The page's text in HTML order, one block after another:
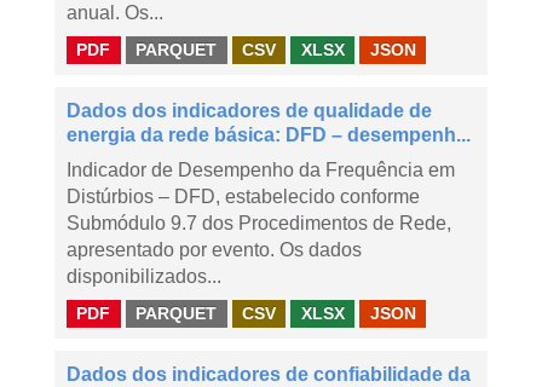
anual. Os...
PDF PARQUET CSV XLSX JSON
Dados dos indicadores de qualidade de
energia da rede básica: DFD – desempenh...
Indicador de Desempenho da Frequência em
Distúrbios – DFD, estabelecido conforme
Submódulo 9.7 dos Procedimentos de Rede,
apresentado por evento. Os dados
disponibilizados...
PDF PARQUET CSV XLSX JSON
Dados dos indicadores de confiabilidade da